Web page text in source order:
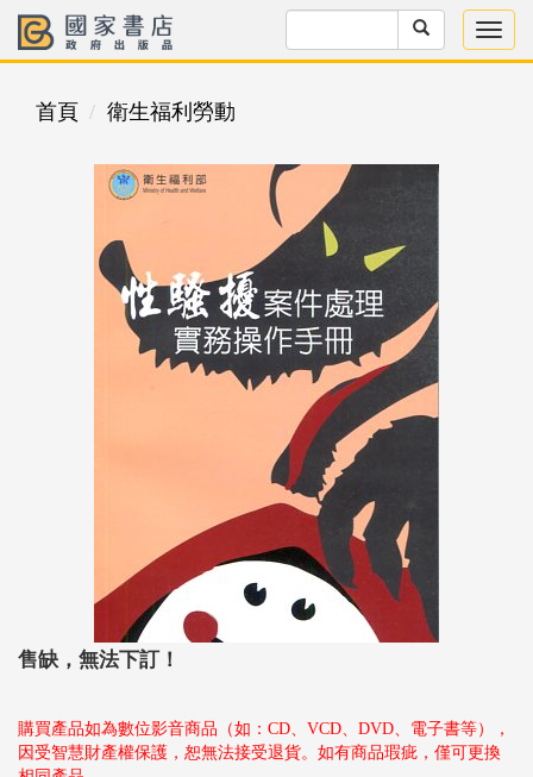
首頁 衛生福利勞動
售缺，無法下訂！
購買產品如為數位影音商品（如：CD、VCD、DVD、電子書等），
因受智慧財產權保護，恕無法接受退貨。如有商品瑕疵，僅可更換